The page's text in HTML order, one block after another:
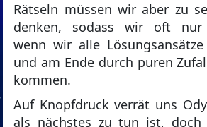
Rätseln müssen wir aber zu
denken, sodass wir oft nur
wenn wir alle
und am Ende durch puren
kommen.
Auf Knopfdruck verrät uns
als nächstes zu tun ist,